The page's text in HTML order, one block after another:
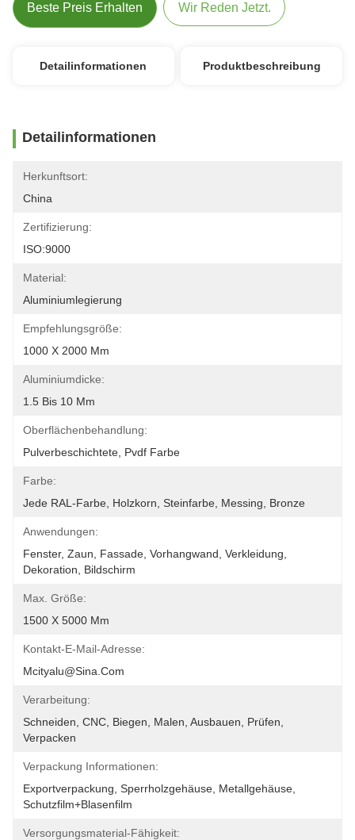
Beste Preis Erhalten Wir Reden Jetzt.
Detailinformationen Produktbeschreibung
Detailinformationen
Herkunftsort:
China
Zertifizierung:
ISO:9000
Material:
Aluminiumlegierung
Empfehlungsgröße:
1000 X 2000 Mm
Aluminiumdicke:
1.5 Bis 10 Mm
Oberflächenbehandlung:
Pulverbeschichtete, Pvdf Farbe
Farbe:
Jede RAL-Farbe, Holzkorn, Steinfarbe, Messing, Bronze
Anwendungen:
Fenster, Zaun, Fassade, Vorhangwand, Verkleidung,
Dekoration, Bildschirm
Max. Größe:
1500 X 5000 Mm
Kontakt-E-Mail-Adresse:
Mcityalu@sina.com
Verarbeitung:
Schneiden, CNC, Biegen, Malen, Ausbauen, Prüfen,
Verpacken
Verpackung Informationen:
Exportverpackung, Sperrholzgehäuse, Metallgehäuse,
Schutzfilm+Blasenfilm
Versorgungsmaterial-Fähigkeit: